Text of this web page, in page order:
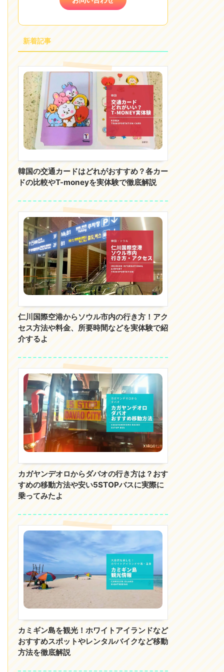
新着記事
韓国の交通カードはどれがおすすめ？各カー
ドの比較やT-moneyを実体験で徹底解説
仁川国際空港からソウル市内の行き方！アク
セス方法や料金、所要時間などを実体験で紹
介するよ
カガヤンデオロからダバオの行き方は？おす
すめの移動方法や安い5STOPバスに実際に
乗ってみたよ
カミギン島を観光！ホワイトアイランドなど
おすすめスポットやレンタルバイクなど移動
方法を徹底解説